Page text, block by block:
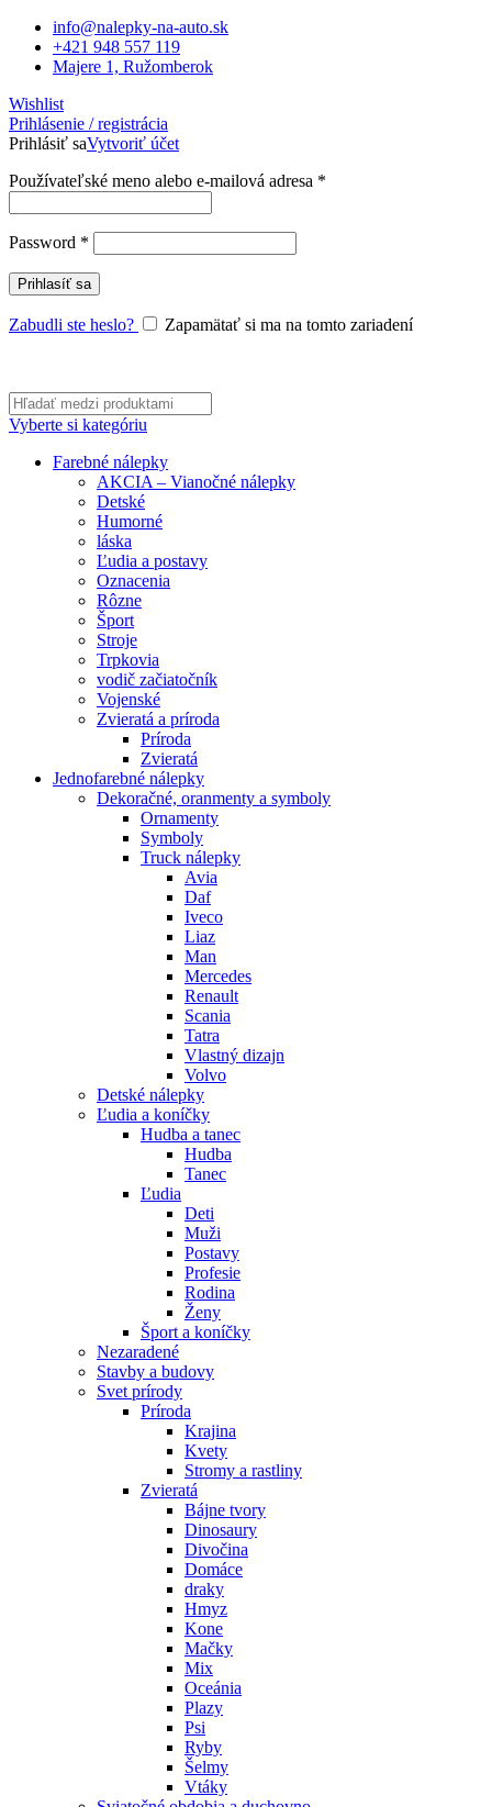
info@nalepky-na-auto.sk
+421 948 557 119
Majere 1, Ružomberok
Wishlist
Prihlásenie / registrácia
Prihlásiť saVytvoriť účet
Používateľské meno alebo e-mailová adresa *
Password *
Prihlasíť sa
Zabudli ste heslo? Zapamätať si ma na tomto zariadení
Vyberte si kategóriu
Farebné nálepky
AKCIA – Vianočné nálepky
Detské
Humorné
láska
Ľudia a postavy
Oznacenia
Rôzne
Šport
Stroje
Trpkovia
vodič začiatočník
Vojenské
Zvieratá a príroda
Príroda
Zvieratá
Jednofarebné nálepky
Dekoračné, oranmenty a symboly
Ornamenty
Symboly
Truck nálepky
Avia
Daf
Iveco
Liaz
Man
Mercedes
Renault
Scania
Tatra
Vlastný dizajn
Volvo
Detské nálepky
Ľudia a koníčky
Hudba a tanec
Hudba
Tanec
Ľudia
Deti
Muži
Postavy
Profesie
Rodina
Ženy
Šport a koníčky
Nezaradené
Stavby a budovy
Svet prírody
Príroda
Krajina
Kvety
Stromy a rastliny
Zvieratá
Bájne tvory
Dinosaury
Divočina
Domáce
draky
Hmyz
Kone
Mačky
Mix
Oceánia
Plazy
Psi
Ryby
Šelmy
Vtáky